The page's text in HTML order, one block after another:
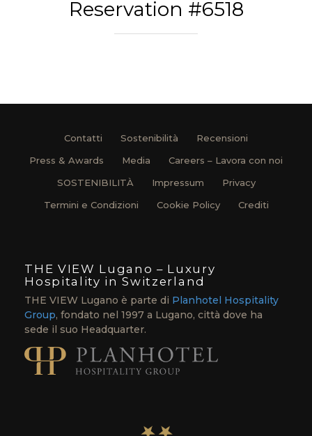
Reservation #6518
Contatti Sostenibilità
Recensioni
Press & Awards
Media
Careers – Lavora con noi
SOSTENIBILITÀ
Impressum
Privacy
Termini e Condizioni
Cookie Policy Crediti
THE VIEW Lugano – Luxury
Hospitality in Switzerland
THE VIEW Lugano è parte di Planhotel Hospitality
Group, fondato nel 1997 a Lugano, città dove ha
sede il suo Headquarter.